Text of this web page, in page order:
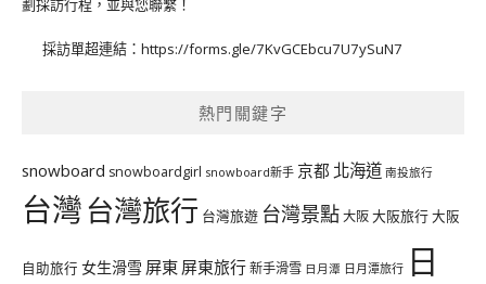
劃採訪行程，並與您聯繫！
採訪單超連結： https://forms.gle/7KvGCEbcu7U7ySuN7
熱門關鍵字
snowboard snowboardgirl snowboard新手 京都 北海道 南投旅行
台灣台灣旅行 台灣旅遊 台灣景點大阪大阪旅行大阪
自助旅行 女生滑雪 屏東 屏東旅行新手滑雪 日月潭 日月潭旅行 日